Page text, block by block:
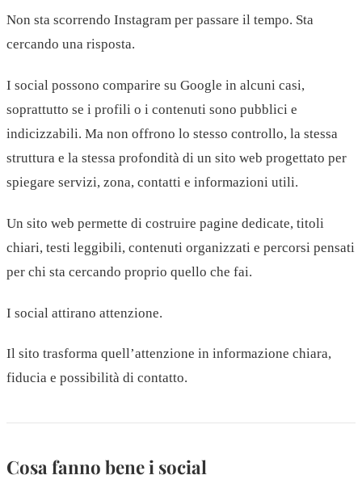
Non sta scorrendo Instagram per passare il tempo. Sta
cercando una risposta.
I social possono comparire su Google in alcuni casi,
soprattutto se i profili o i contenuti sono pubblici e
indicizzabili. Ma non offrono lo stesso controllo, la stessa
struttura e la stessa profondità di un sito web progettato per
spiegare servizi, zona, contatti e informazioni utili.
Un sito web permette di costruire pagine dedicate, titoli
chiari, testi leggibili, contenuti organizzati e percorsi pensati
per chi sta cercando proprio quello che fai.
I social attirano attenzione.
Il sito trasforma quell’attenzione in informazione chiara,
fiducia e possibilità di contatto.
Cosa fanno bene i social